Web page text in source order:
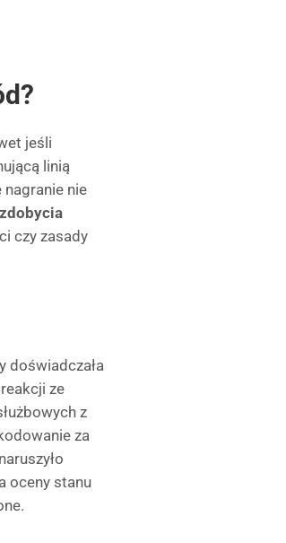
jeśli
linią
nagranie nie
czy zasady
doświadczała
ze
z
za
oceny stanu